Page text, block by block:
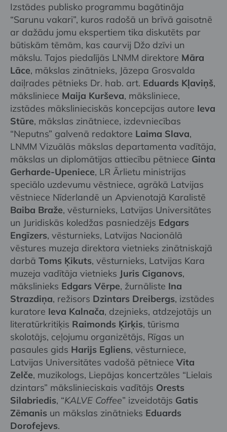
Izstādes publisko programmu bagātināja
“Sarunu vakari”, kuros radošā un brīvā gaisotnē
ar dažādu jomu ekspertiem tika diskutēts par
būtiskām tēmām, kas caurvij Džo dzīvi un
mākslu. Tajos piedalījās LNMM direktore Māra
Lāce, mākslas zinātnieks, Jāzepa Grosvalda
daiļrades pētnieks Dr. hab. art. Eduards Kļaviņš,
māksliniece Maija Kurševa, māksliniece,
izstādes mākslinieciskās koncepcijas autore Ieva
Stūre, mākslas zinātniece, izdevniecības
“Neputns” galvenā redaktore Laima Slava,
LNMM Vizuālās mākslas departamenta vadītāja,
mākslas un diplomātijas attiecību pētniece Ginta
Gerharde-Upeniece, LR Ārlietu ministrijas
speciālo uzdevumu vēstniece, agrākā Latvijas
vēstniece Nīderlandē un Apvienotajā Karalistē
Baiba Braže, vēsturnieks, Latvijas Universitātes
un Juridiskās koledžas pasniedzējs Edgars
Engīzers, vēsturnieks, Latvijas Nacionālā
vēstures muzeja direktora vietnieks zinātniskajā
darbā Toms Ķikuts, vēsturnieks, Latvijas Kara
muzeja vadītāja vietnieks Juris Ciganovs,
mākslinieks Edgars Vērpe, žurnāliste Ina
Strazdiņa, režisors Dzintars Dreibergs, izstādes
kuratore Ieva Kalnača, dzejnieks, atdzejotājs un
literatūrkritiķis Raimonds Ķirķis, tūrisma
skolotājs, ceļojumu organizētājs, Rīgas un
pasaules gids Harijs Egliens, vēsturniece,
Latvijas Universitātes vadošā pētniece Vita
Zelče, muzikologs, Liepājas koncertzāles “Lielais
dzintars” mākslinieciskais vadītājs Orests
Silabriedis, “KALVE Coffee” izveidotājs Gatis
Zēmanis un mākslas zinātnieks Eduards
Dorofejevs.